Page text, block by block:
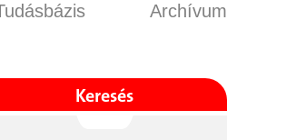
Archívum
Keresés